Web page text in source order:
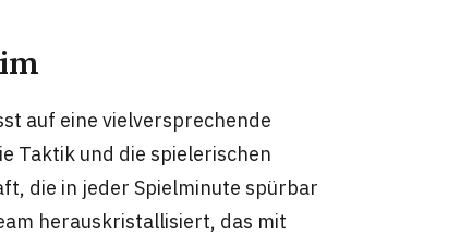
auf eine vielversprechende
Taktik und die spielerischen
die in jeder Spielminute spürbar
herauskristallisiert, das mit